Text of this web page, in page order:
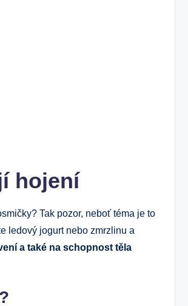
hojení
Tak pozor, neboť téma je to
ledový jogurt nebo zmrzlinu a
a také na schopnost těla